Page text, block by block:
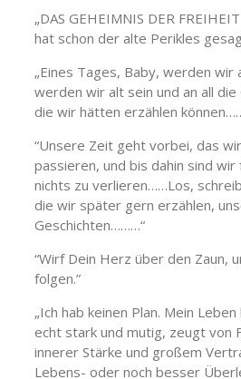
„DAS GEHEIMNIS DER
hat schon der alte Perikles
„Eines Tages, Baby, werden wir
werden wir alt sein und an all die
die wir hätten erzählen
“Unsere Zeit geht vorbei, das
passieren, und bis dahin sind
nichts zu verlieren……Los,
die wir später gern erzählen,
Geschichten………“
“Wirf Dein Herz über den Zaun,
folgen.”
„Ich hab keinen Plan. Mein
echt stark und mutig, zeugt von
innerer Stärke und großem
Lebens- oder noch besser